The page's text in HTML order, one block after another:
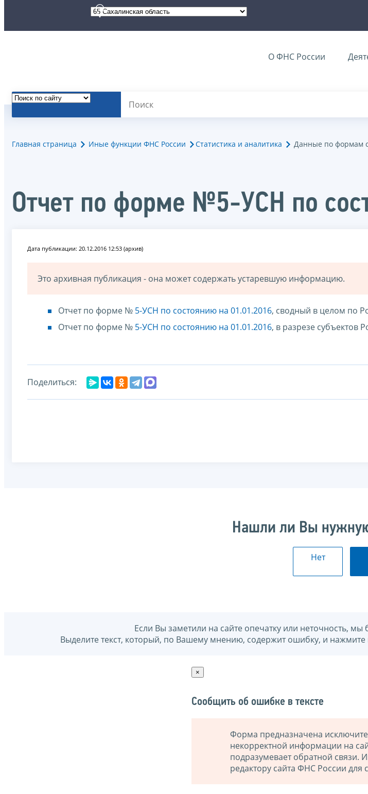
О ФНС России
Главная страница Иные функции ФНС России Статистика и аналитика Данные по формам
Отчет по форме №5-УСН по
Дата публикации: 20.12.2016 12:53 (архив)
Это архивная публикация - она может содержать устаревшую информацию.
Отчет по форме № 5-УСН по состоянию на 01.01.2016, сводный в целом по
Отчет по форме № 5-УСН по состоянию на 01.01.2016, в разрезе субъектов
Поделиться:
Нашли ли Вы
Нет
Если Вы заметили на сайте опечатку или неточность,
Выделите текст, который, по Вашему мнению, содержит ошибку, и
×
Сообщить об ошибке в тексте
Форма предназначена
некорректной информации на
подразумевает обратной связи.
редактору сайта ФНС России для